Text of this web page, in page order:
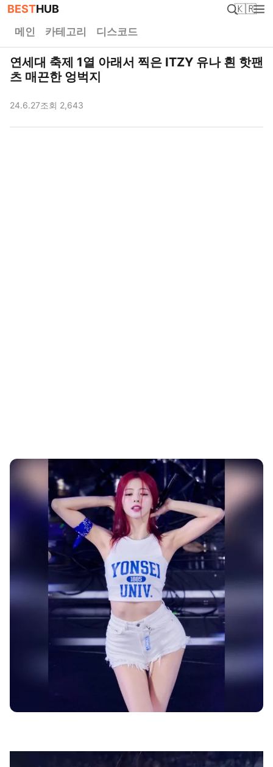
BESTHUB 🇰🇷
메인 카테고리 디스코드
연세대 축제 1열 아래서 찍은 ITZY 유나 흰 핫팬
츠 매끈한 엉벅지
24.6.27조회 2,643